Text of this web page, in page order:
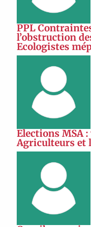
PPL
l’obstruction
Ecologistes
Elections MSA
Agriculteurs et